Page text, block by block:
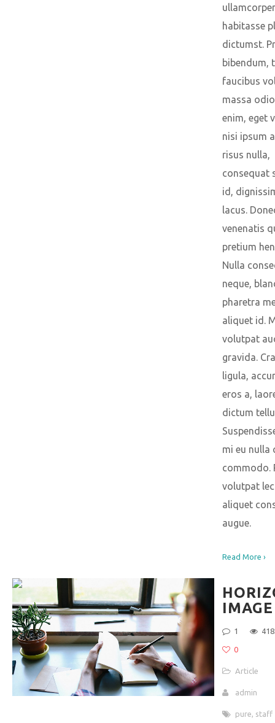
habitasse
dictumst.
bibendum,
faucibus
massa
enim, eget
nisi ipsum
risus nulla,
consequat
id,
lacus.
venenatis
pretium
Nulla
neque,
pharetra
aliquet id.
volutpat
gravida.
ligula,
eros a,
dictum
mi eu nulla
commodo.
volutpat
aliquet
augue.
Read More ›
IMAGE
1
0
Article
admin
pure staff